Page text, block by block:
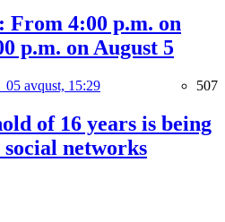
From 4:00 p.m. on
p.m. on August 5
05 avqust, 15:29 507
of 16 years is being
networks